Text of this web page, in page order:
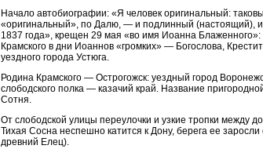
Начало автобиографии: «Я человек оригинальный:
«оригинальный», по Далю, — и подлинный (настоящий),
1837 года», крещен 29 мая «во имя Иоанна
Крамского в дни Иоаннов «громких» — Богослова,
уездного города Устюга.
Родина Крамского — Острогожск: уездный город
слободского полка — казачий край. Название
Сотня.
От слободской улицы переулочки и узкие тропки между
Тихая Сосна неспешно катится к Дону, берега ее
древний Елец).